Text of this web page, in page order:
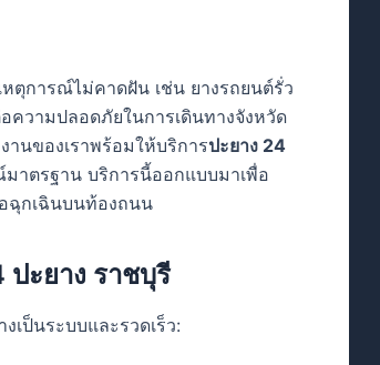
ตุการณ์ไม่คาดฝัน เช่น ยางรถยนต์รั่ว
ความปลอดภัยในการเดินทางจังหวัด
นของเราพร้อมให้บริการปะยาง 24
าตรฐาน บริการนี้ออกแบบมาเพื่อ
ฉุกเฉินบนท้องถนน
ะยาง ราชบุรี
เป็นระบบและรวดเร็ว: